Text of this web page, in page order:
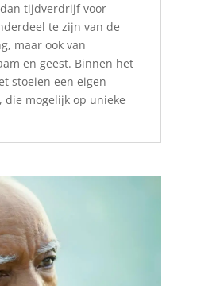
tijdverdrijf voor
te zijn van de
maar ook van
en geest. Binnen het
stoeien een eigen
die mogelijk op unieke